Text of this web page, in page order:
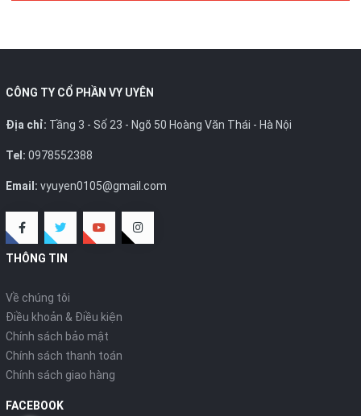
CÔNG TY CỔ PHẦN VY UYÊN
Địa chỉ: Tầng 3 - Số 23 - Ngõ 50 Hoàng Văn Thái - Hà Nội
Tel: 0978552388
Email: vyuyen0105@gmail.com
THÔNG TIN
Về chúng tôi
Điều khoản & Điều kiện
Chính sách bảo mật
Chính sách thanh toán
Chính sách giao hàng
FACEBOOK